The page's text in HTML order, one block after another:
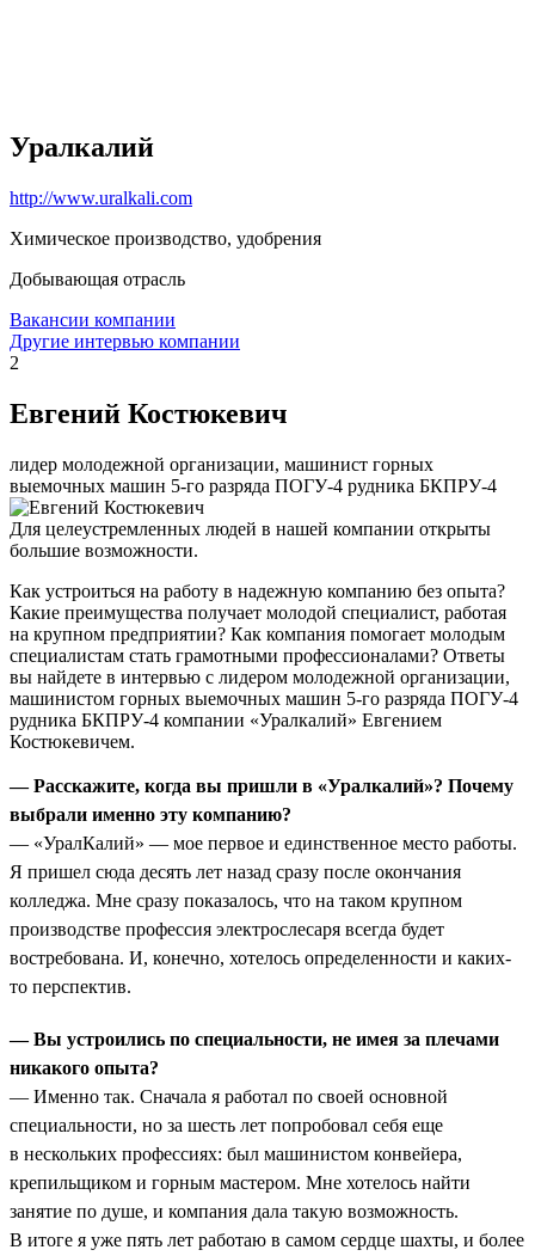
Уралкалий
http://www.uralkali.com
Химическое производство, удобрения
Добывающая отрасль
Вакансии компании
Другие интервью компании
2
Евгений Костюкевич
лидер молодежной организации, машинист горных
выемочных машин 5-го разряда ПОГУ-4 рудника БКПРУ-4
Для целеустремленных людей в нашей компании открыты
большие возможности.
Как устроиться на работу в надежную компанию без опыта?
Какие преимущества получает молодой специалист, работая
на крупном предприятии? Как компания помогает молодым
специалистам стать грамотными профессионалами? Ответы
вы найдете в интервью с лидером молодежной организации,
машинистом горных выемочных машин 5-го разряда ПОГУ-4
рудника БКПРУ-4 компании «Уралкалий» Евгением
Костюкевичем.
— Расскажите, когда вы пришли в «Уралкалий»? Почему
выбрали именно эту компанию?
— «УралКалий» — мое первое и единственное место работы.
Я пришел сюда десять лет назад сразу после окончания
колледжа. Мне сразу показалось, что на таком крупном
производстве профессия электрослесаря всегда будет
востребована. И, конечно, хотелось определенности и каких-
то перспектив.
— Вы устроились по специальности, не имея за плечами
никакого опыта?
— Именно так. Сначала я работал по своей основной
специальности, но за шесть лет попробовал себя еще
в нескольких профессиях: был машинистом конвейера,
крепильщиком и горным мастером. Мне хотелось найти
занятие по душе, и компания дала такую возможность.
В итоге я уже пять лет работаю в самом сердце шахты, и более